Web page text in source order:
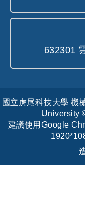
632301
國立虎尾科技大學 機
University
建議使用Google